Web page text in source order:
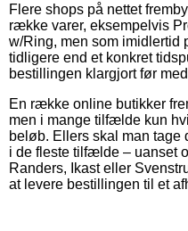
Flere shops på nettet
række varer, eksempelvis
w/Ring, men som
tidligere end et konkret
bestillingen klargjort før
En række online butikker
men i mange tilfælde kun
beløb. Ellers skal man tage
i de fleste tilfælde – uanset
Randers, Ikast eller
at levere bestillingen til et